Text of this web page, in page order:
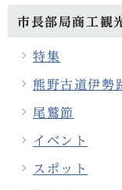
市長部局商工観
特集
熊野古道伊勢
尾鷲節
イベント
スポット